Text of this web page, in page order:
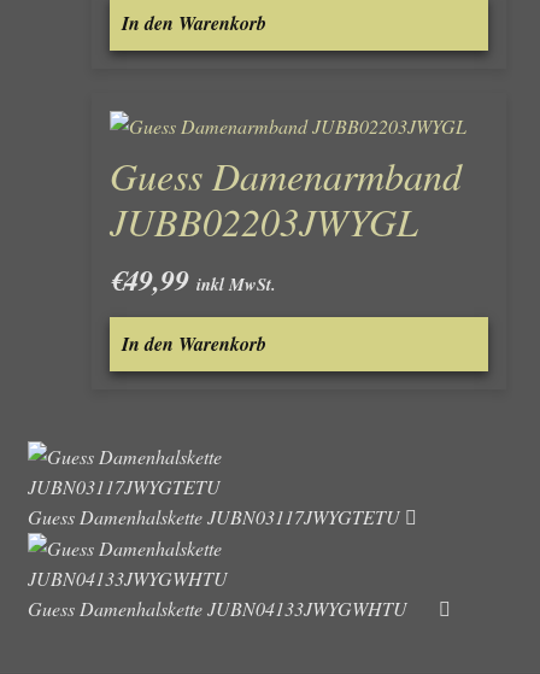
In den Warenkorb
Guess Damenarmband
JUBB02203JWYGL
€49,99 inkl MwSt.
In den Warenkorb
Guess Damenhalskette JUBN03117JWYGTETU
Guess Damenhalskette JUBN04133JWYGWHTU